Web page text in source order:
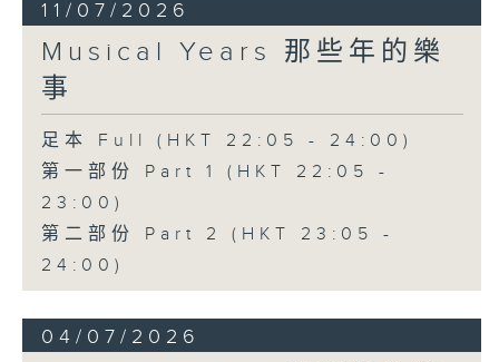
11/07/2026
Musical Years 那些年的樂
事
足本 Full (HKT 22:05 - 24:00)
第一部份 Part 1 (HKT 22:05 -
23:00)
第二部份 Part 2 (HKT 23:05 -
24:00)
04/07/2026